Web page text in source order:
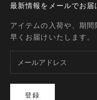
最新情報をメールでお届
アイテムの入荷や、期
早くお届けいたします。
登録